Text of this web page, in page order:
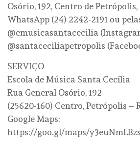
Osório, 192, Centro de
WhatsApp (24) 2242-2191 ou
@emusicasantacecilia
@santaceciliapetropolis
SERVIÇO
Escola de Música Santa Cecília
Rua General Osório, 192
(25620-160) Centro, Petrópolis –
Google Maps:
https://goo.gl/maps/